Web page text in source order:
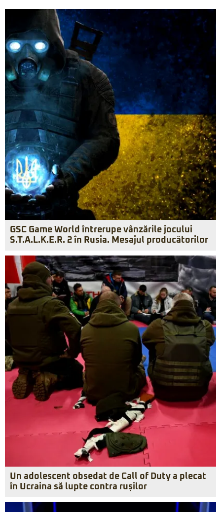
GSC Game World întrerupe vânzările jocului
S.T.A.L.K.E.R. 2 în Rusia. Mesajul producătorilor
Un adolescent obsedat de Call of Duty a plecat
în Ucraina să lupte contra rușilor